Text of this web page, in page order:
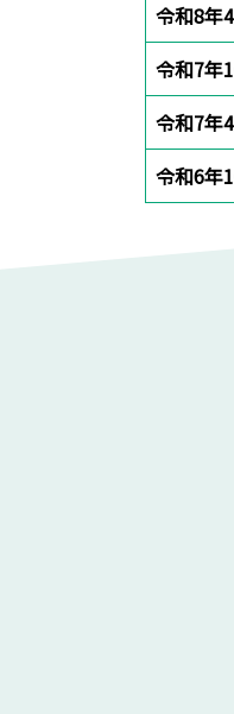
令和8年
令和7年
令和7年
令和6年